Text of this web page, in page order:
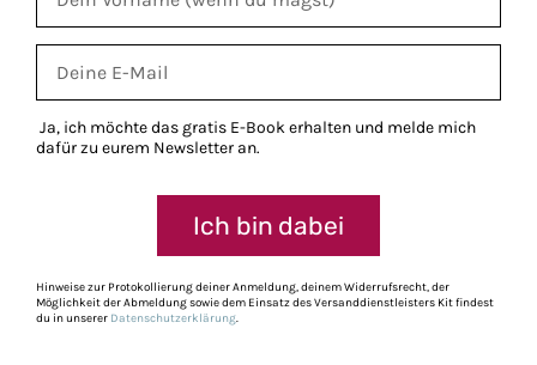
Ja, ich möchte das gratis E-Book erhalten und melde mich
dafür zu eurem Newsletter an.
Ich bin dabei
Hinweise zur Protokollierung deiner Anmeldung, deinem Widerrufsrecht, der
Möglichkeit der Abmeldung sowie dem Einsatz des Versanddienstleisters Kit findest
du in unserer Datenschutzerklärung.